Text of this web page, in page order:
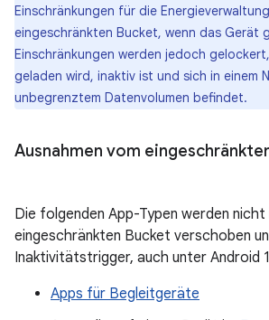
Einschränkungen für die
eingeschränkten Bucket, wenn das Gerät
Einschränkungen werden jedoch
geladen wird, inaktiv ist und sich in einem
unbegrenztem Datenvolumen befindet.
Ausnahmen vom
Die folgenden App-Typen werden nicht
eingeschränkten Bucket verschoben
Inaktivitätstrigger, auch unter Android
Apps für Begleitgeräte